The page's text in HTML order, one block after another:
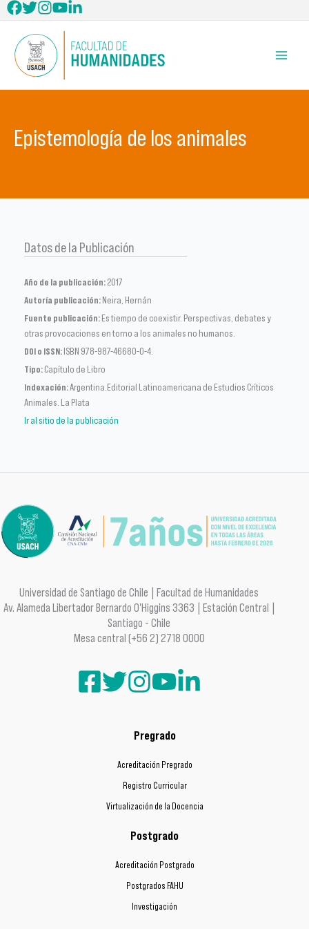
al
contenido
Epistemología de los animales
Datos de la Publicación
Año de la publicación:2017
Autoría publicación:Neira, Hernán
Fuente publicación:Es tiempo de coexistir. Perspectivas, debates y
otras provocaciones en torno a los animales no humanos.
DOI o ISSN:ISBN 978-987-46680-0-4.
Tipo:Capítulo de Libro
Indexación:Argentina.Editorial Latinoamericana de Estudios Críticos
Animales. La Plata
Ir al sitio de la publicación
Universidad de Santiago de Chile | Facultad de Humanidades
Av. Alameda Libertador Bernardo O'Higgins 3363 | Estación Central |
Santiago - Chile
Mesa central (+56 2) 2718 0000
Pregrado
Acreditación Pregrado
Registro Curricular
Virtualización de la Docencia
Postgrado
Acreditación Postgrado
Postgrados FAHU
Investigación